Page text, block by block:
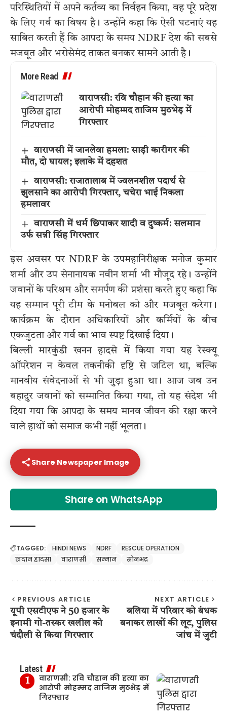
परिस्थितियों में अपने कर्तव्य का निर्वहन किया, वह पूरे प्रदेश
के लिए गर्व का विषय है। उन्होंने कहा कि ऐसी घटनाएं यह
साबित करती हैं कि आपदा के समय NDRF देश की सबसे
मजबूत और भरोसेमंद ताकत बनकर सामने आती है।
More Read
वाराणसी: रवि चौहान की हत्या का
आरोपी मोहम्मद ताजिम मुठभेड़ में
गिरफ्तार
वाराणसी में जानलेवा हमला: साड़ी कारीगर की
मौत, दो घायल; इलाके में दहशत
वाराणसी: राजातालाब में ज्वलनशील पदार्थ से
झुलसाने का आरोपी गिरफ्तार, चचेरा भाई निकला
हमलावर
वाराणसी में धर्म छिपाकर शादी व दुष्कर्म: सलमान
उर्फ सन्नी सिंह गिरफ्तार
इस अवसर पर NDRF के उपमहानिरीक्षक मनोज कुमार
शर्मा और उप सेनानायक नवीन शर्मा भी मौजूद रहे। उन्होंने
जवानों के परिश्रम और समर्पण की प्रशंसा करते हुए कहा कि
यह सम्मान पूरी टीम के मनोबल को और मजबूत करेगा।
कार्यक्रम के दौरान अधिकारियों और कर्मियों के बीच
एकजुटता और गर्व का भाव स्पष्ट दिखाई दिया।
बिल्ली मारकुंडी खनन हादसे में किया गया यह रेस्क्यू
ऑपरेशन न केवल तकनीकी दृष्टि से जटिल था, बल्कि
मानवीय संवेदनाओं से भी जुड़ा हुआ था। आज जब उन
बहादुर जवानों को सम्मानित किया गया, तो यह संदेश भी
दिया गया कि आपदा के समय मानव जीवन की रक्षा करने
वाले हाथों को समाज कभी नहीं भूलता।
Share Newspaper Image
Share on WhatsApp
TAGGED: HINDI NEWS NDRF
RESCUE OPERATION
खदान हादसा
वाराणसी सम्मान सोनभद्र
PREVIOUS ARTICLE
यूपी एसटीएफ ने 50 हजार के
इनामी गो-तस्कर खलील को
चंदौली से किया गिरफ्तार
NEXT ARTICLE
बलिया में परिवार को बंधक
बनाकर लाखों की लूट, पुलिस
जांच में जुटी
Latest
वाराणसी: रवि चौहान की हत्या का
आरोपी मोहम्मद ताजिम मुठभेड़ में
गिरफ्तार